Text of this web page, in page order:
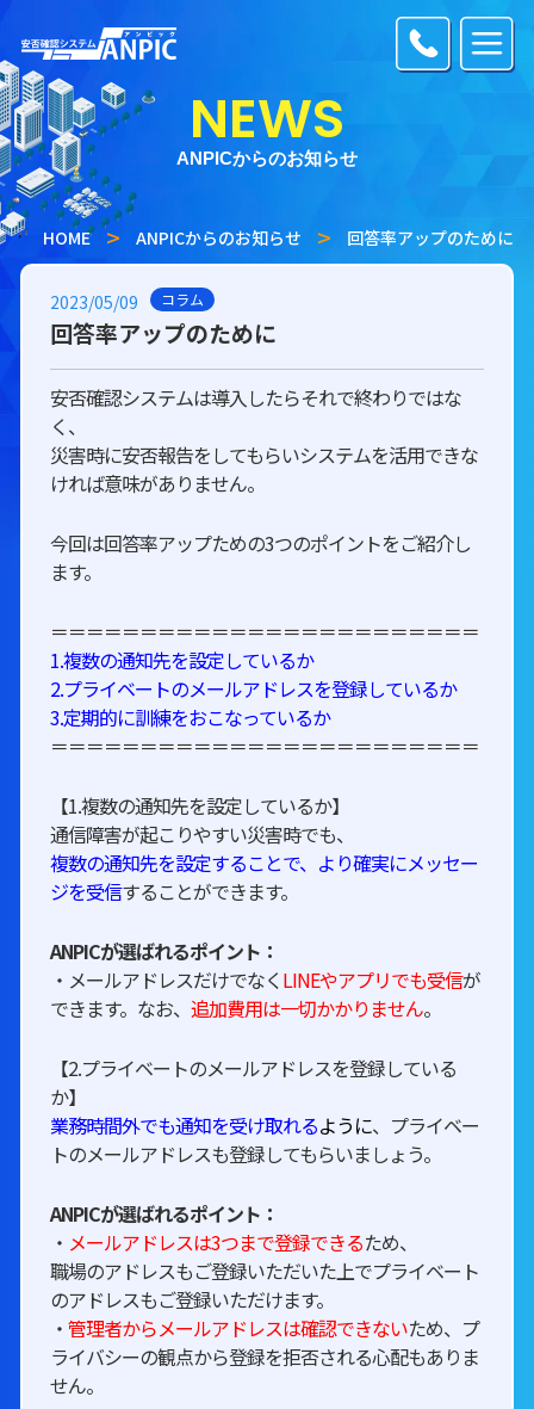
NEWS
ANPICからのお知らせ
HOME ANPICからのお知らせ 回答率アップのために
2023/05/09 コラム
回答率アップのために
安否確認システムは導入したらそれで終わりではな
く、
災害時に安否報告をしてもらいシステムを活用できな
ければ意味がありません。
今回は回答率アップための3つのポイントをご紹介し
ます。
＝＝＝＝＝＝＝＝＝＝＝＝＝＝＝＝＝＝＝＝＝＝＝＝
1.複数の通知先を設定しているか
2.プライベートのメールアドレスを登録しているか
3.定期的に訓練をおこなっているか
＝＝＝＝＝＝＝＝＝＝＝＝＝＝＝＝＝＝＝＝＝＝＝＝
【1.複数の通知先を設定しているか】
通信障害が起こりやすい災害時でも、
複数の通知先を設定することで、 より確実にメッセー
ジを受信することができます。
ANPICが選ばれるポイント：
・メールアドレスだけでなくLINEやアプリでも受信が
できます。なお、 追加費用は一切かかりません。
【2.プライベートのメールアドレスを登録している
か】
業務時間外でも通知を受け取れるように、プライベー
トのメールアドレスも登録してもらいましょう。
ANPICが選ばれるポイント：
・ メールアドレスは3つまで登録できるため、
職場のアドレスもご登録いただいた上でプライベート
のアドレスもご登録いただけます。
・ 管理者からメールアドレスは確認できないため、プ
ライバシーの観点から登録を拒否される心配もありま
せん。